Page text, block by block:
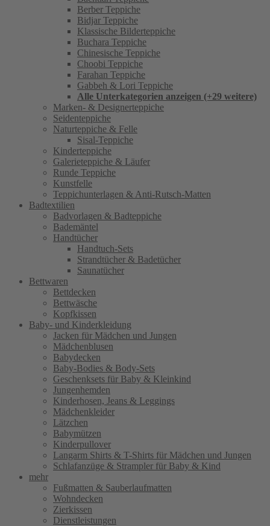
Berber Teppiche
Bidjar Teppiche
Klassische Bilderteppiche
Buchara Teppiche
Chinesische Teppiche
Choobi Teppiche
Farahan Teppiche
Gabbeh & Lori Teppiche
Alle Unterkategorien anzeigen (+29 weitere)
Marken- & Designerteppiche
Seidenteppiche
Naturteppiche & Felle
Sisal-Teppiche
Kinderteppiche
Galerieteppiche & Läufer
Runde Teppiche
Kunstfelle
Teppichunterlagen & Anti-Rutsch-Matten
Badtextilien
Badvorlagen & Badteppiche
Bademäntel
Handtücher
Handtuch-Sets
Strandtücher & Badetücher
Saunatücher
Bettwaren
Bettdecken
Bettwäsche
Kopfkissen
Baby- und Kinderkleidung
Jacken für Mädchen und Jungen
Mädchenblusen
Babydecken
Baby-Bodies & Body-Sets
Geschenksets für Baby & Kleinkind
Jungenhemden
Kinderhosen, Jeans & Leggings
Mädchenkleider
Lätzchen
Babymützen
Kinderpullover
Langarm Shirts & T-Shirts für Mädchen und Jungen
Schlafanzüge & Strampler für Baby & Kind
mehr
Fußmatten & Sauberlaufmatten
Wohndecken
Zierkissen
Dienstleistungen